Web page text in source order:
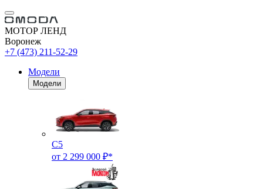
МОТОР ЛЕНД
Воронеж
+7 (473) 211-52-29
Модели
Модели
C5
от 2 299 000 ₽*